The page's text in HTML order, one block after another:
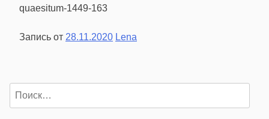
quaesitum-1449-163
Запись от 28.11.2020 Lena
Найти: